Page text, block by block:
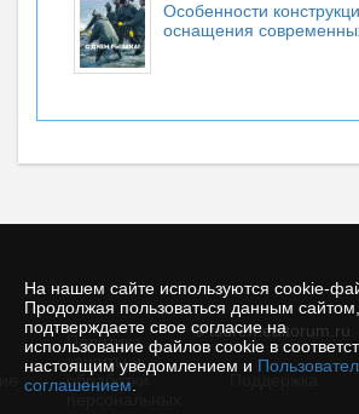
На нашем сайте используются cookie-
Продолжая пользоваться данным
подтверждаете свое согласие на
использование файлов cookie в
настоящим уведомлением и
соглашением
Особенности
оснащения
© tsuren.editorum.ru
Политика
защиты и
обработки